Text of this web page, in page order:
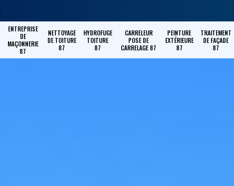
ENTREPRISE
DE
MAÇONNERIE
87
NETTOYAGE
DE TOITURE
87
HYDROFUGE
TOITURE
87
CARRELEUR
POSE DE
CARRELAGE 87
PEINTURE
EXTÉRIEURE
87
TRAITEMENT
DE FAÇADE
87